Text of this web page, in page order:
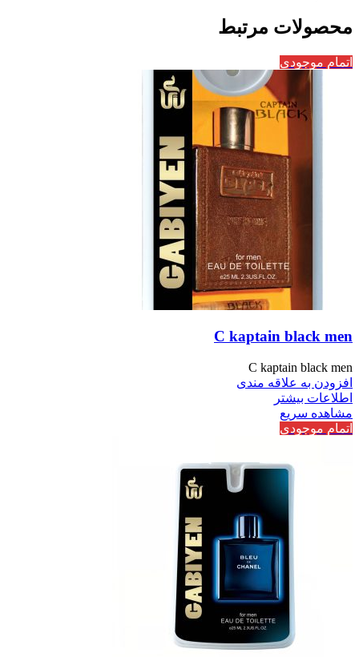
محصولات مرتبط
اتمام موجودی
C kaptain black men
C kaptain black men
افزودن به علاقه مندی
اطلاعات بیشتر
مشاهده سریع
اتمام موجودی